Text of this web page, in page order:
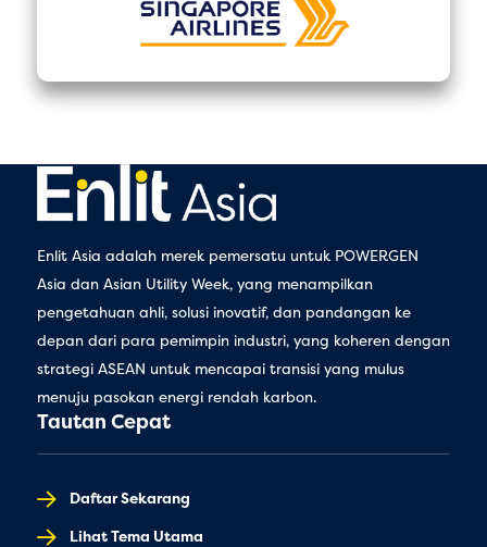
Enlit Asia adalah merek pemersatu untuk POWERGEN
Asia dan Asian Utility Week, yang menampilkan
pengetahuan ahli, solusi inovatif, dan pandangan ke
depan dari para pemimpin industri, yang koheren dengan
strategi ASEAN untuk mencapai transisi yang mulus
menuju pasokan energi rendah karbon.
Tautan Cepat
Daftar Sekarang
Lihat Tema Utama